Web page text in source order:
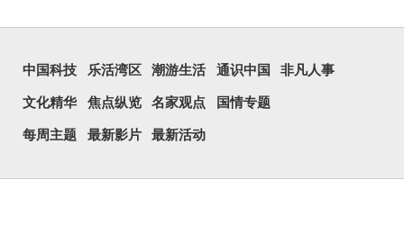
中国科技 乐活湾区 潮游生活 通识中国 非凡人事
文化精华 焦点纵览 名家观点 国情专题
每周主题 最新影片 最新活动